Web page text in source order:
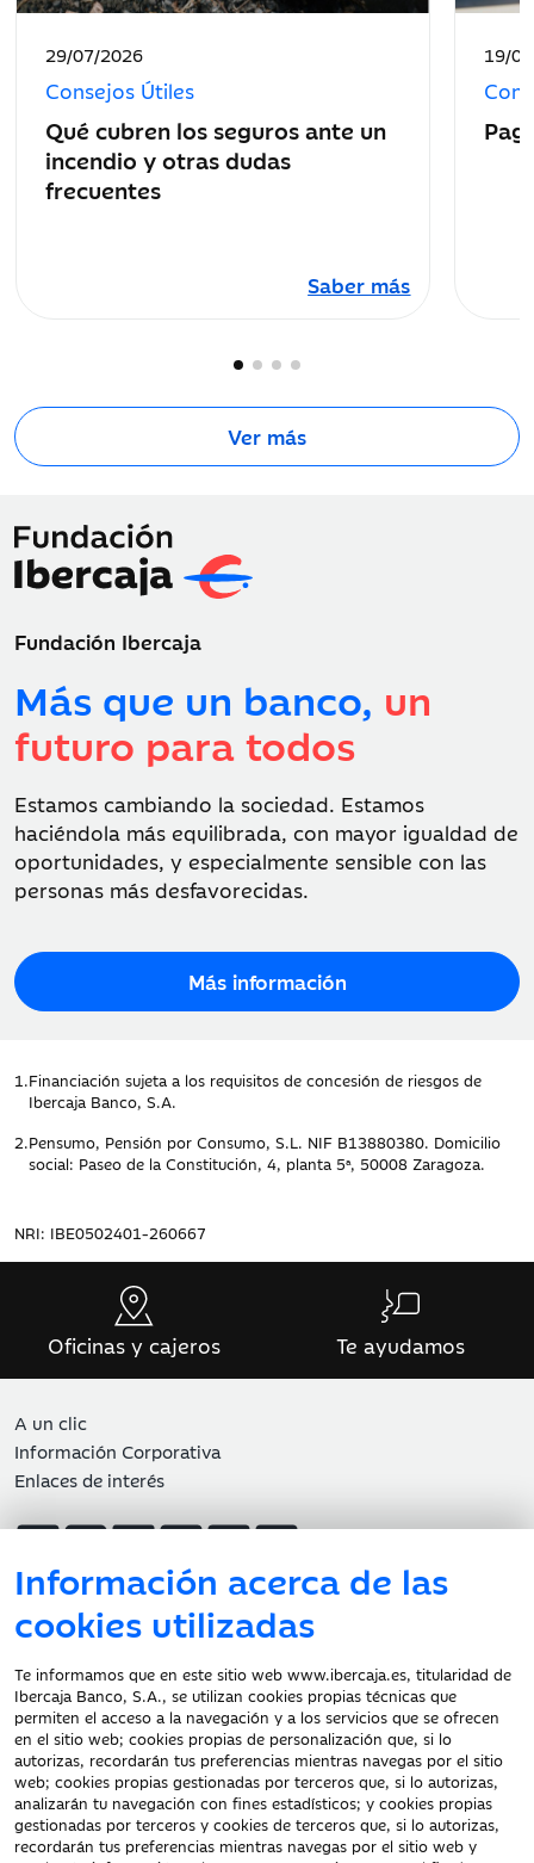
Fecha
de
publicación:
29/07/2026
Consejos Útiles
Qué cubren los seguros ante un
incendio y otras dudas
frecuentes
Saber más
Fecha
de
19/
Ver más
Fundación Ibercaja
Más que un banco, un
futuro para todos
Estamos cambiando la sociedad. Estamos
haciéndola más equilibrada, con mayor igualdad de
oportunidades, y especialmente sensible con las
personas más desfavorecidas.
Más información
1. Financiación sujeta a los requisitos de concesión de riesgos de
Ibercaja Banco, S.A.
2. Pensumo, Pensión por Consumo, S.L. NIF B13880380. Domicilio
social: Paseo de la Constitución, 4, planta 5ª, 50008 Zaragoza.
NRI: IBE0502401-260667
Información acerca de las
cookies utilizadas
Te informamos que en este sitio web www.ibercaja.es, titularidad de
Ibercaja Banco, S.A., se utilizan cookies propias técnicas que
permiten el acceso a la navegación y a los servicios que se ofrecen
en el sitio web; cookies propias de personalización que, si lo
autorizas, recordarán tus preferencias mientras navegas por el sitio
web; cookies propias gestionadas por terceros que, si lo autorizas,
analizarán tu navegación con fines estadísticos; y cookies propias
gestionadas por terceros y cookies de terceros que, si lo autorizas,
recordarán tus preferencias mientras navegas por el sitio web y
Oficinas y cajeros Te ayudamos
A un clic
Información Corporativa
Enlaces de interés
Atención al cliente
Documentación a clientes
Aviso Legal
Protección datos
personales
Tarifas y Cotizaciones
Tablón de Anuncios